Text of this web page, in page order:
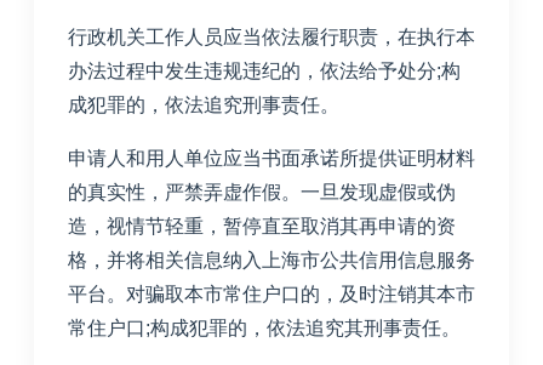
行政机关工作人员应当依法履行职责，在执行本
办法过程中发生违规违纪的，依法给予处分;构
成犯罪的，依法追究刑事责任。
申请人和用人单位应当书面承诺所提供证明材料
的真实性，严禁弄虚作假。一旦发现虚假或伪
造，视情节轻重，暂停直至取消其再申请的资
格，并将相关信息纳入上海市公共信用信息服务
平台。对骗取本市常住户口的，及时注销其本市
常住户口;构成犯罪的，依法追究其刑事责任。